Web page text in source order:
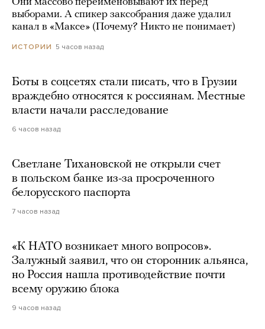
выборами. А спикер заксобрания даже удалил
канал в «Максе» (Почему? Никто не понимает)
ИСТОРИИ 5 часов назад
Боты в соцсетях стали писать, что в Грузии
враждебно относятся к россиянам. Местные
власти начали расследование
6 часов назад
Светлане Тихановской не открыли счет
в польском банке из-за просроченного
белорусского паспорта
7 часов назад
«К НАТО возникает много вопросов».
Залужный заявил, что он сторонник альянса,
но Россия нашла противодействие почти
всему оружию блока
9 часов назад